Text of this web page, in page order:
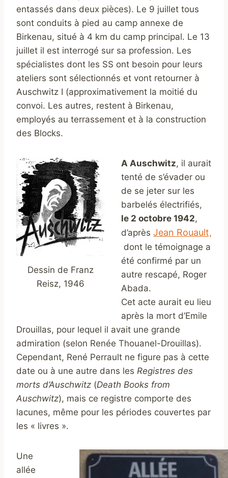
entassés dans deux pièces). Le 9 juillet tous
sont conduits à pied au camp annexe de
Birkenau, situé à 4 km du camp principal. Le 13
juillet il est interrogé sur sa profession. Les
spécialistes dont les SS ont besoin pour leurs
ateliers sont sélectionnés et vont retourner à
Auschwitz I (approximativement la moitié du
convoi. Les autres, restent à Birkenau,
employés au terrassement et à la construction
des Blocks.
Dessin de Franz
Reisz, 1946
A Auschwitz, il aurait
tenté de s’évader ou
de se jeter sur les
barbelés électrifiés,
le 2 octobre 1942,
d’après Jean Rouault,
dont le témoignage a
été confirmé par un
autre rescapé, Roger
Abada.
Cet acte aurait eu lieu
après la mort d’Emile
Drouillas, pour lequel il avait une grande
admiration (selon Renée Thouanel-Drouillas).
Cependant, René Perrault ne figure pas à cette
date ou à une autre dans les Registres des
morts d’Auschwitz (Death Books from
Auschwitz), mais ce registre comporte des
lacunes, même pour les périodes couvertes par
les « livres ».
Une
allée